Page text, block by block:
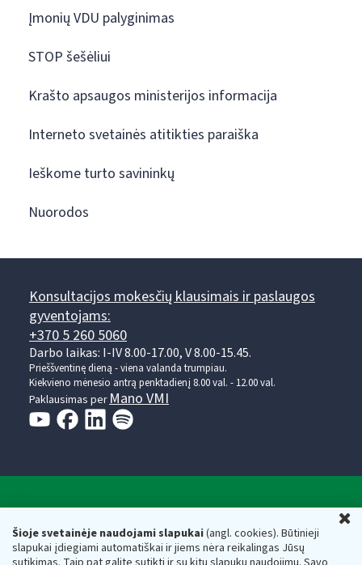
Šioje svetainėje naudojami slapukai(angl. cookies). Būtinieji
slapukai įdiegiami automatiškai ir jiems nėra reikalingas Jūsų
Įmonių VDU palyginimas
STOP šešėliui
Krašto apsaugos ministerijos informacija
Interneto svetainės atitikties paraiška
Ieškome turto savininkų
Nuorodos
Konsultacijos mokesčių klausimais ir paslaugos
gyventojams:
+370 5 260 5060
Darbo laikas: I-IV 8.00-17.00, V 8.00-15.45.
Prieššventinę dieną - viena valanda trumpiau.
Kiekvieno mėnesio antrą penktadienį 8.00 val. - 12.00 val.
Paklausimas per Mano VMI
Respublikos finansų ministerijos
Biudžetinė įstaiga. Juridinio asmens kodas — 188659752,